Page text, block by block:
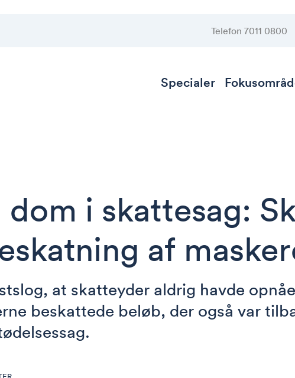
Telefon 7011 0800
Specialer
i skattesag:
af
at skatteyder aldrig havde
beskattede beløb, der også var